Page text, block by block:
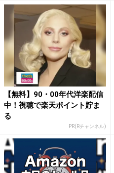
【無料】90・00年代洋楽配信
中！視聴で楽天ポイント貯ま
る
PR(Rチャンネル)